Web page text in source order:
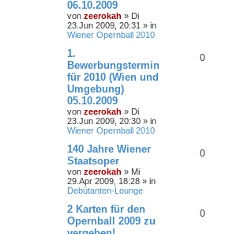
06.10.2009
von zeerokah » Di
23.Jun 2009, 20:31 » in
Wiener Opernball 2010
1.
Bewerbungstermin
für 2010 (Wien und
Umgebung)
05.10.2009
von zeerokah » Di
23.Jun 2009, 20:30 » in
Wiener Opernball 2010
0
140 Jahre Wiener
Staatsoper
von zeerokah » Mi
29.Apr 2009, 18:28 » in
Debütanten-Lounge
0
2 Karten für den
Opernball 2009 zu
0